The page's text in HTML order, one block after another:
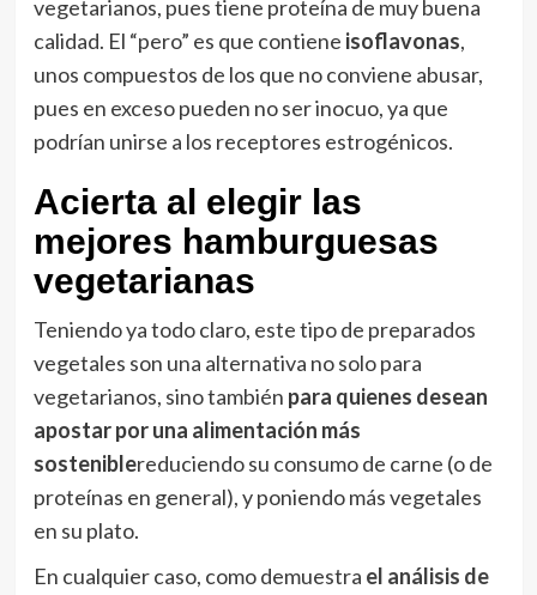
vegetarianos, pues tiene proteína de muy buena
calidad. El “pero” es que contiene isoflavonas,
unos compuestos de los que no conviene abusar,
pues en exceso pueden no ser inocuo, ya que
podrían unirse a los receptores estrogénicos.
Acierta al elegir las
mejores hamburguesas
vegetarianas
Teniendo ya todo claro, este tipo de preparados
vegetales son una alternativa no solo para
vegetarianos, sino también para quienes desean
apostar por una alimentación más
sosteniblereduciendo su consumo de carne (o de
proteínas en general), y poniendo más vegetales
en su plato.
En cualquier caso, como demuestra el análisis de